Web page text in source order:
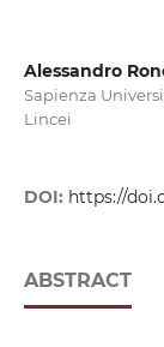
Alessandro
Sapienza
Lincei
DOI: https://
ABSTRACT